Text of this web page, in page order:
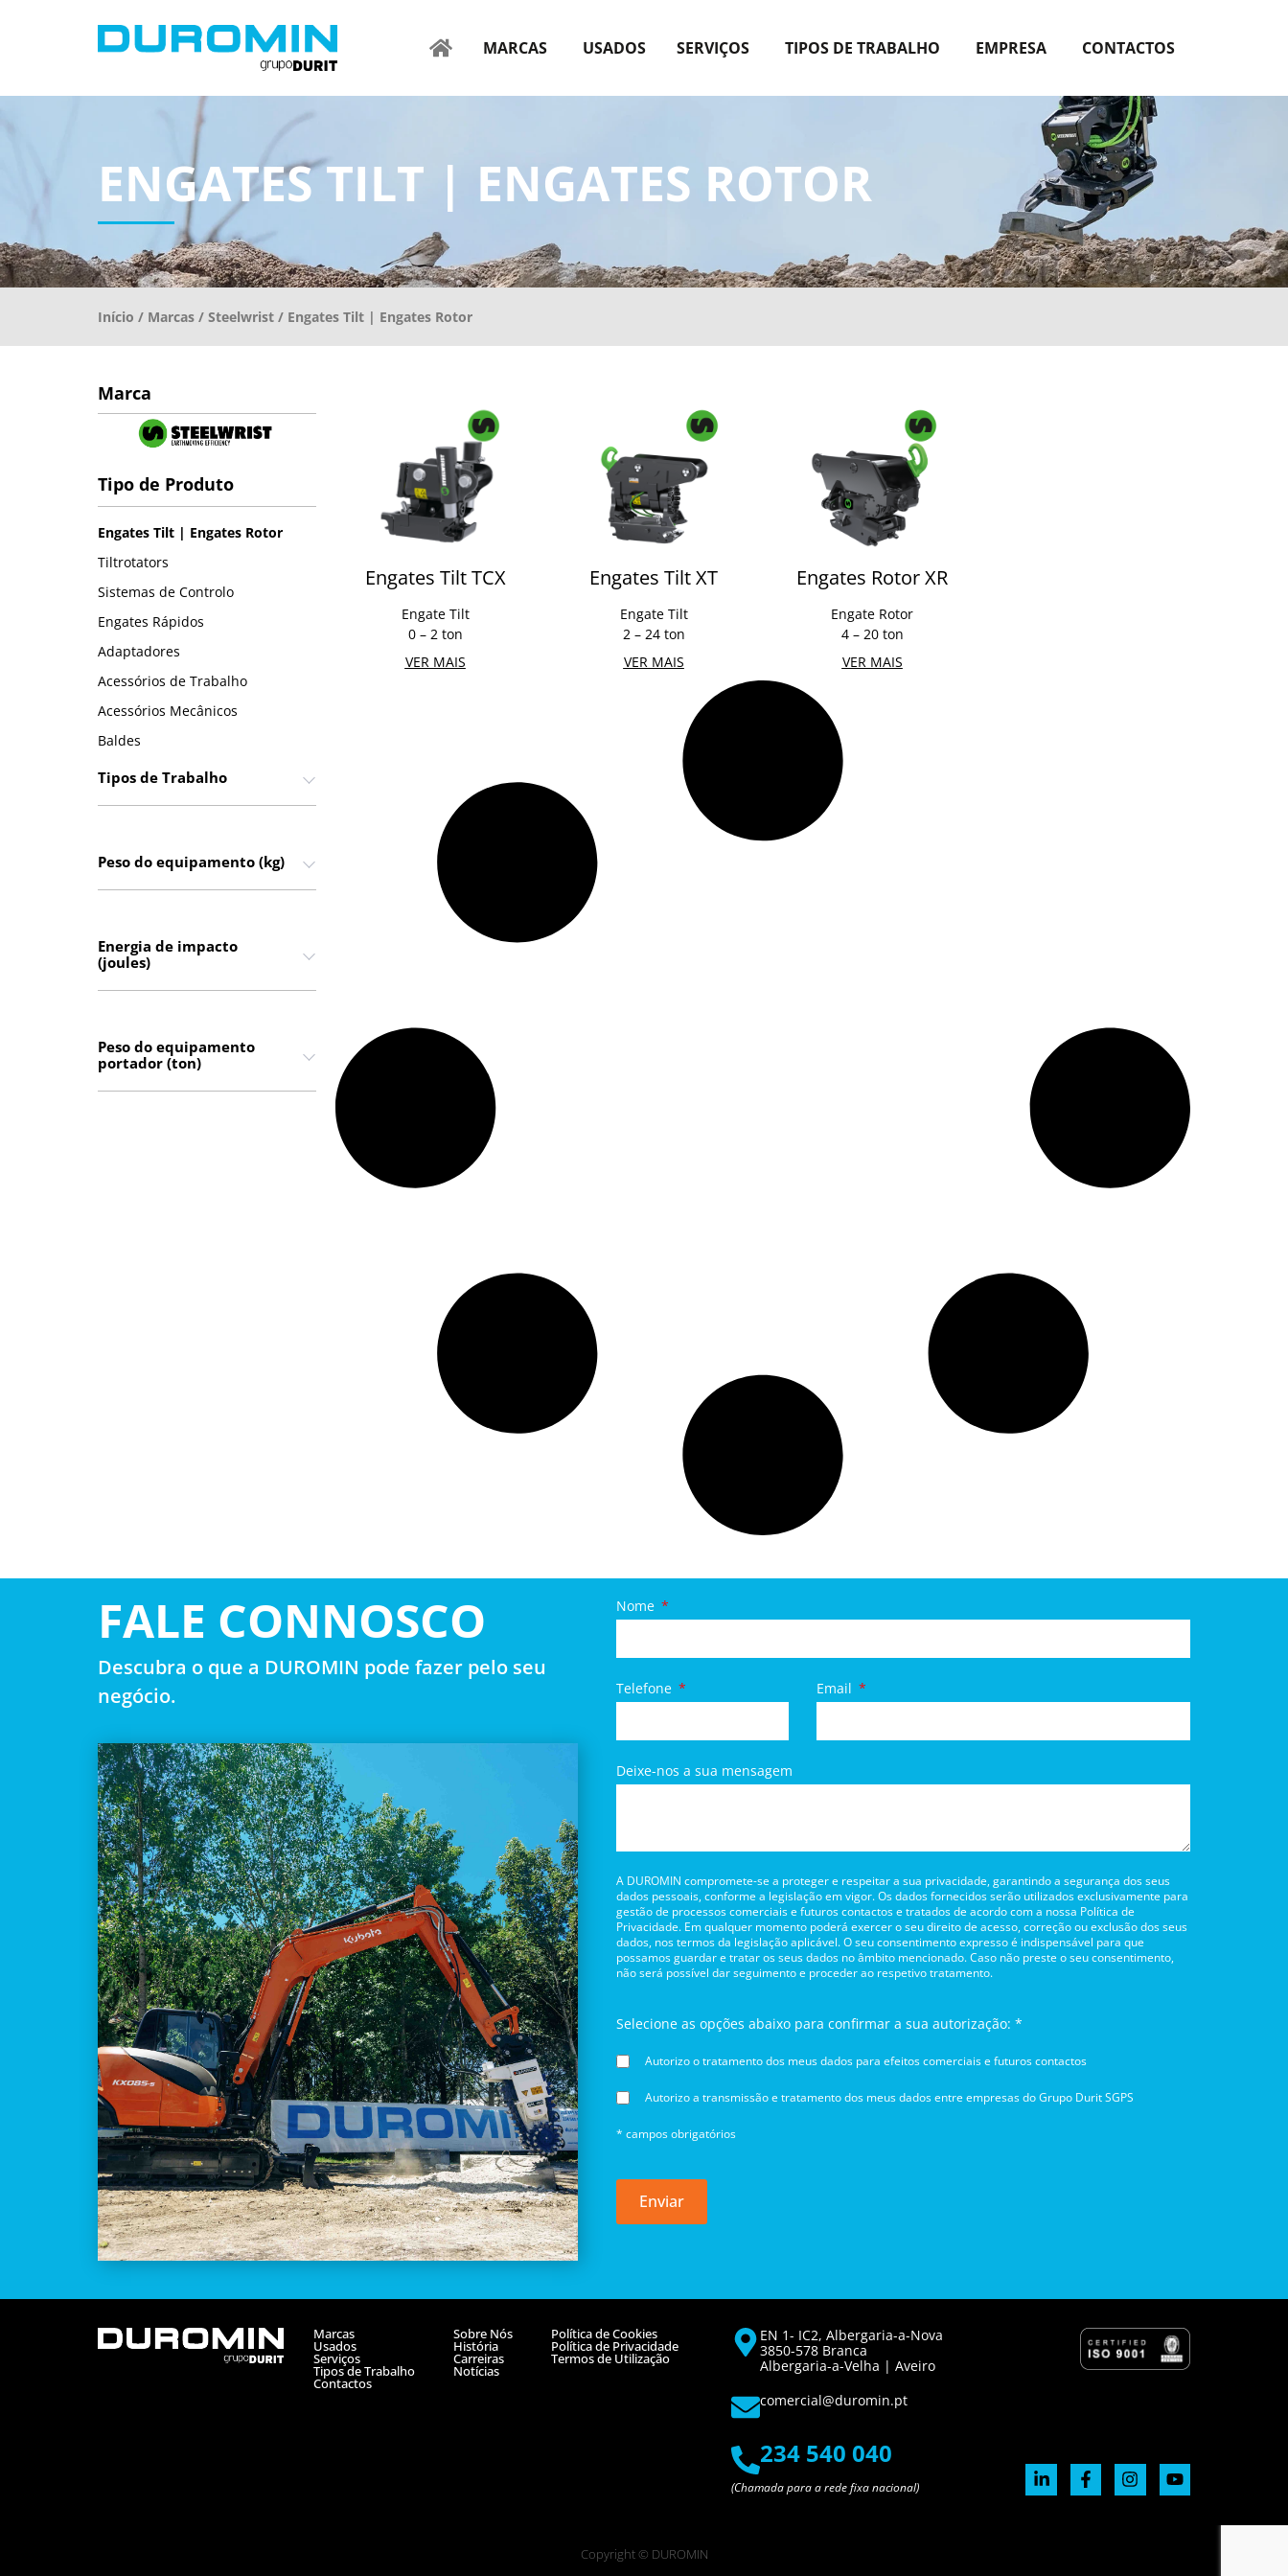
MARCAS USADOS SERVIÇOS TIPOS DE TRABALHO EMPRESA CONTACTOS
ENGATES TILT | ENGATES ROTOR
Início / Marcas / Steelwrist / Engates Tilt | Engates Rotor
Marca
Tipo de Produto
Engates Tilt | Engates Rotor
Tiltrotators
Sistemas de Controlo
Engates Rápidos
Adaptadores
Acessórios de Trabalho
Acessórios Mecânicos
Baldes
Tipos de Trabalho
Peso do equipamento (kg)
Energia de impacto
(joules)
Peso do equipamento
portador (ton)
Engates Tilt TCX
Engate Tilt
0 – 2 ton
VER MAIS
Engates Tilt XT
Engate Tilt
2 – 24 ton
VER MAIS
Engates Rotor XR
Engate Rotor
4 – 20 ton
VER MAIS
FALE CONNOSCO
Descubra o que a DUROMIN pode fazer pelo seu
negócio.
Nome
Telefone Email
Deixe-nos a sua mensagem
A DUROMIN compromete-se a proteger e respeitar a sua privacidade, garantindo a segurança dos seus
dados pessoais, conforme a legislação em vigor. Os dados fornecidos serão utilizados exclusivamente para
gestão de processos comerciais e futuros contactos e tratados de acordo com a nossa Política de
Privacidade. Em qualquer momento poderá exercer o seu direito de acesso, correção ou exclusão dos seus
dados, nos termos da legislação aplicável. O seu consentimento expresso é indispensável para que
possamos guardar e tratar os seus dados no âmbito mencionado. Caso não preste o seu consentimento,
não será possível dar seguimento e proceder ao respetivo tratamento.
Selecione as opções abaixo para confirmar a sua autorização: *
Autorizo o tratamento dos meus dados para efeitos comerciais e futuros contactos
Autorizo a transmissão e tratamento dos meus dados entre empresas do Grupo Durit SGPS
* campos obrigatórios
Enviar
Marcas
Usados
Serviços
Tipos de Trabalho
Contactos
Sobre Nós
História
Carreiras
Notícias
Política de Cookies
Política de Privacidade
Termos de Utilização
EN 1- IC2, Albergaria-a-Nova
3850-578 Branca
Albergaria-a-Velha | Aveiro
comercial@duromin.pt
234 540 040
(Chamada para a rede fixa nacional)
Copyright © DUROMIN